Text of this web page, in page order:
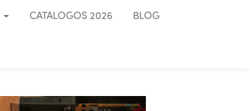
CATALOGOS 2026 BLOG